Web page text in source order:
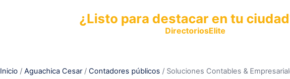
¿Listo para destacar en tu
DirectoriosElite
Inicio / Aguachica Cesar/ Contadores públicos / Soluciones Contables &